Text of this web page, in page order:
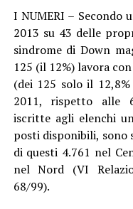
I NUMERI – Secondo
2013 su 43 delle
sindrome di Down
125 (il 12%) lavora
(dei 125 solo il
2011, rispetto alle
iscritte agli elenchi
posti disponibili, sono
di questi 4.761 nel
nel Nord (VI
68/99).